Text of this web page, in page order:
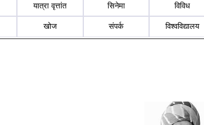
यात्रा वृत्तांत सिनेमा विविध
खोज संपर्क विश्वविद्यालय